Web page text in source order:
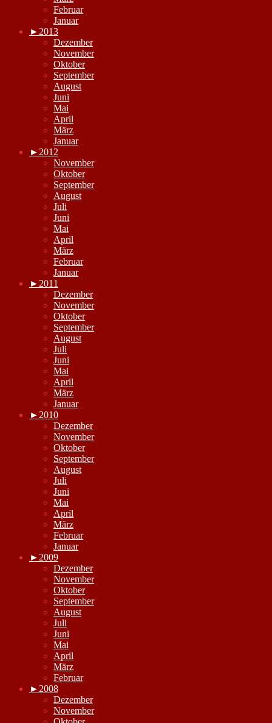
Februar
Januar
► 2013
Dezember
November
Oktober
September
August
Juni
Mai
April
März
Januar
► 2012
November
Oktober
September
August
Juli
Juni
Mai
April
März
Februar
Januar
► 2011
Dezember
November
Oktober
September
August
Juli
Juni
Mai
April
März
Januar
► 2010
Dezember
November
Oktober
September
August
Juli
Juni
Mai
April
März
Februar
Januar
► 2009
Dezember
November
Oktober
September
August
Juli
Juni
Mai
April
März
Februar
► 2008
Dezember
November